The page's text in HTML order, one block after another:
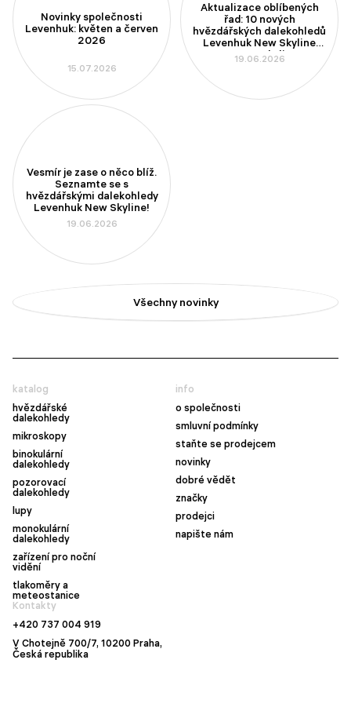
Novinky společnosti
Levenhuk: květen a červen
2026
15.07.2026
Aktualizace oblíbených
řad: 10 nových
hvězdářských dalekohledů
Levenhuk New Skyline
PLUS a New Skyline PRO
19.06.2026
Vesmír je zase o něco blíž.
Seznamte se s
hvězdářskými dalekohledy
Levenhuk New Skyline!
19.06.2026
Všechny novinky
katalog
hvězdářské
dalekohledy
mikroskopy
binokulární
dalekohledy
pozorovací
dalekohledy
lupy
monokulární
dalekohledy
zařízení pro noční
vidění
tlakoměry a
meteostanice
info
o společnosti
smluvní podmínky
staňte se prodejcem
novinky
dobré vědět
značky
prodejci
napište nám
Kontakty
+420 737 004 919
V Chotejně 700/7, 10200 Praha,
Česká republika